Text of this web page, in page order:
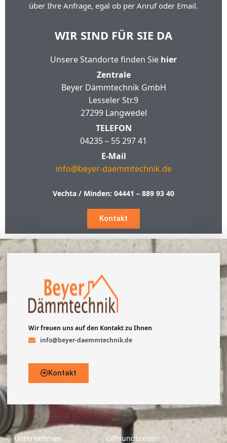
über Ihre Anfrage, egal ob per Anruf oder Email.
WIR SIND FÜR SIE DA
Unsere Standorte finden Sie hier
Zentrale
Beyer Dämmtechnik GmbH
Lesseler Str.9
27299 Langwedel
TELEFON
04235 – 55 297 41
E-Mail
info@beyer-daemmtechnik.de
Vechta / Minden: 04441 – 889 93 40
Kontakt
Wir freuen uns auf den Kontakt zu Ihnen
info@beyer-daemmtechnik.de
Kontakt
Unternehmen Öffnungszeiten